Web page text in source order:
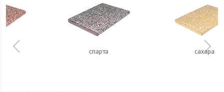
Предыдущий